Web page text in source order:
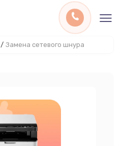
/ Замена сетевого шнура